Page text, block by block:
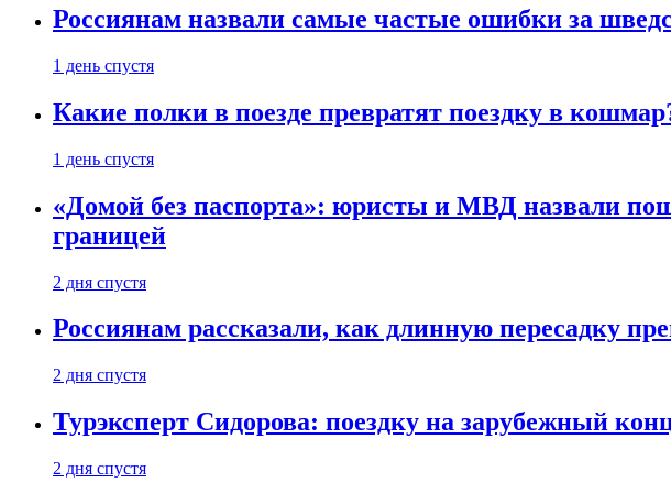
Россиянам назвали самые частые ошибки за
1 день спустя
Какие полки в поезде превратят поездку в
1 день спустя
«Домой без паспорта»: юристы и МВД назвали
границей
2 дня спустя
Россиянам рассказали, как длинную пересадку
2 дня спустя
Турэксперт Сидорова: поездку на зарубежный
2 дня спустя